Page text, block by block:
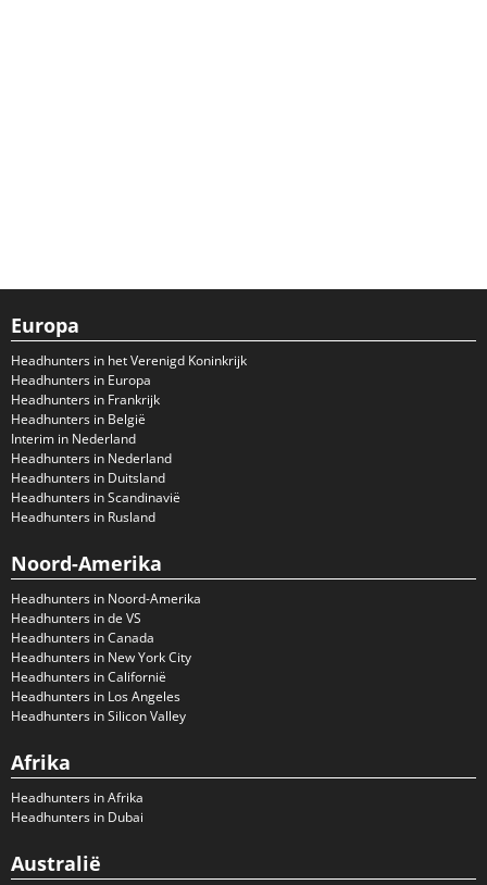
Europa
Headhunters in het Verenigd Koninkrijk
Headhunters in Europa
Headhunters in Frankrijk
Headhunters in België
Interim in Nederland
Headhunters in Nederland
Headhunters in Duitsland
Headhunters in Scandinavië
Headhunters in Rusland
Noord-Amerika
Headhunters in Noord-Amerika
Headhunters in de VS
Headhunters in Canada
Headhunters in New York City
Headhunters in Californië
Headhunters in Los Angeles
Headhunters in Silicon Valley
Afrika
Headhunters in Afrika
Headhunters in Dubai
Australië